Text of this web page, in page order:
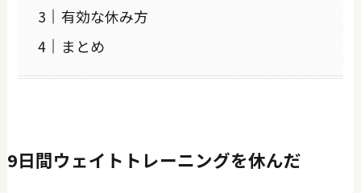
有効な休み方
まとめ
9日間ウェイトトレーニングを休んだ